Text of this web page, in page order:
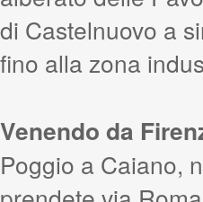
di Castelnuovo a
fino alla zona
Venendo da
Poggio a Caiano,